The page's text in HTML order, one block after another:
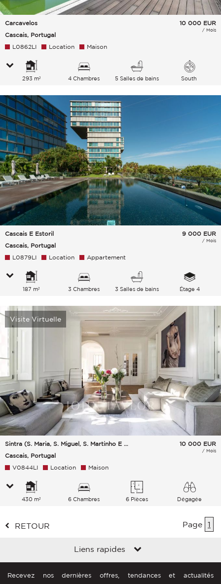
Carcavelos
Cascais, Portugal
10 000 EUR
/ Mois
L0862LI Location Maison
293 m² 4 Chambres 5 Salles de bains South
Cascais E Estoril
Cascais, Portugal
9 000 EUR
/ Mois
L0879LI Location Appartement
187 m² 3 Chambres 3 Salles de bains Étage 4
Visite Virtuelle
Sintra (S. Maria, S. Miguel, S. Martinho E S. Pedro De Penaferrim)
Cascais, Portugal
10 000 EUR
/ Mois
V0844LI Location Maison
430 m² 6 Chambres 6 Pièces
Dégagée
RETOUR Page 1
Liens rapides
Recevez nos dernières offres, tendances et actualités